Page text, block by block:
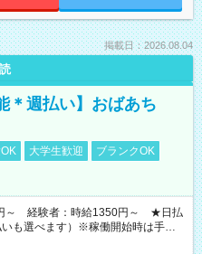
掲載日：2026.08.04
＊週払い】おばあち
大学生歓迎
ブランクOK
～ 経験者：時給1350円～ ★日払
も選べます）※稼働開始時は手続き
す。